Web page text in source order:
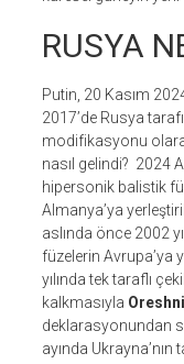
RUSYA
Putin, 20 Kasım
2017’de Rusya
modifikasyonu
nasıl gelindi? 2024
hipersonik balistik
Almanya’ya
aslında önce 2002
füzelerin Avrupa’ya
yılında tek taraflı
kalkmasıyla
deklarasyonundan
ayında Ukrayna’nın